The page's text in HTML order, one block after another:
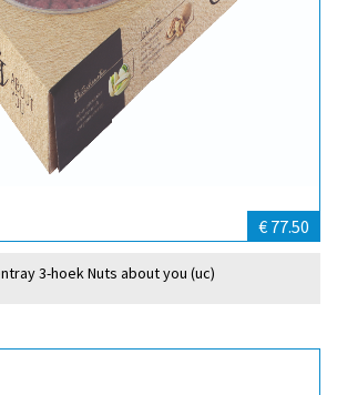
€ 77.50
3-hoek Nuts about you (uc)